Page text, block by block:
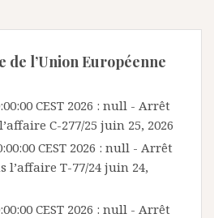
de l’Union Européenne
CEST 2026 : null - Arrêt
C-277/25 juin 25, 2026
CEST 2026 : null - Arrêt
l’affaire T-77/24juin 24,
CEST 2026 : null - Arrêt